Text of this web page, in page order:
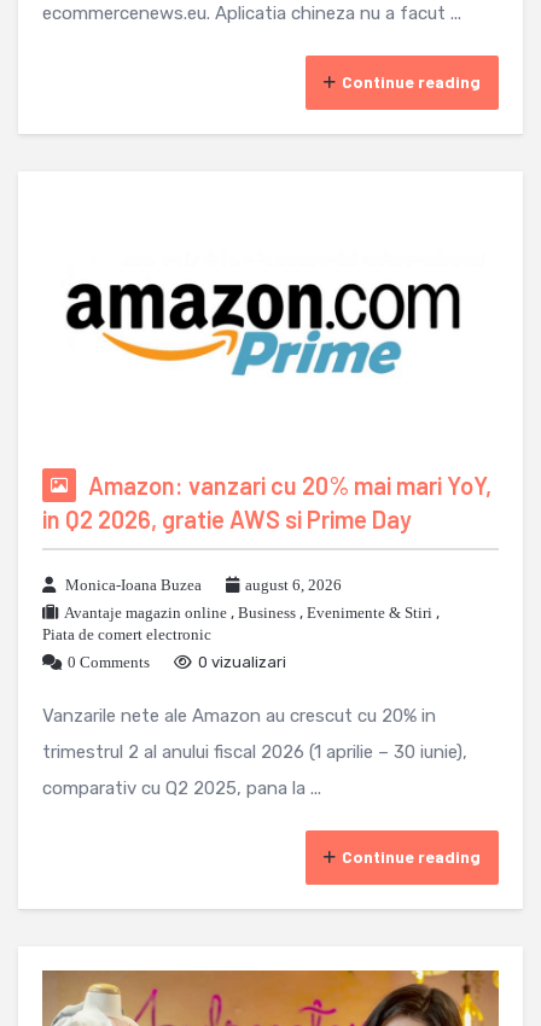
ecommercenews.eu. Aplicatia chineza nu a facut ...
Continue reading
Amazon: vanzari cu 20% mai mari YoY,
in Q2 2026, gratie AWS si Prime Day
Monica-Ioana Buzea
august 6, 2026
Avantaje magazin online , Business , Evenimente & Stiri ,
Piata de comert electronic
0 Comments
0 vizualizari
Vanzarile nete ale Amazon au crescut cu 20% in
trimestrul 2 al anului fiscal 2026 (1 aprilie – 30 iunie),
comparativ cu Q2 2025, pana la ...
Continue reading